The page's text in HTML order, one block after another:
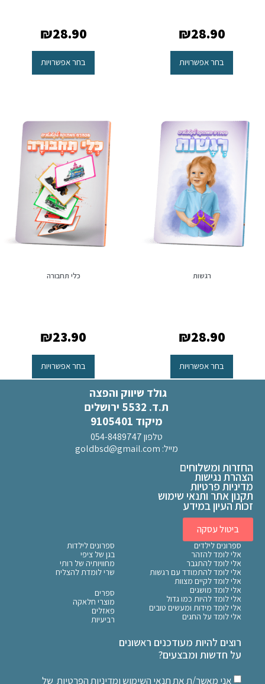
₪28.90
בחר אפשרויות
₪28.90
בחר אפשרויות
רגשות
₪28.90
בחר אפשרויות
כלי תחבורה
₪23.90
בחר אפשרויות
גולד שיווק והפצה
ת.ד. 5532 ירושלים
מיקוד 9105401
טלפון 054-8489747
מייל: goldbsd@gmail.com
החזרות ומשלוחים
הצהרת נגישות
מדיניות פרטיות
תקנון אתר ותנאי שימוש
זכות העיון במידע
ביטול עסקה
ספרונים לילדים
אלי לומד להזהר
אלי לומד להתגבר
אלי לומד להתמודד עם רגשות
אלי לומד לקיים מצוות
אלי לומד מושגים
אלי לומד להיות כמו גדול
אלי לומד מידות ומעשים טובים
אלי לומד על החגים
ספרונים לילדות
בגן של ציפי
מחוויותיה של רותי
שרי לומדת להצליח
ספרים
מוצרי חלאקה
פאזלים
רביעיות
רוצים להיות מעודכנים ראשונים
על חדשות ומבצעים?
אני מאשר/ת את תנאי השימוש ומדיניות הפרטיות של